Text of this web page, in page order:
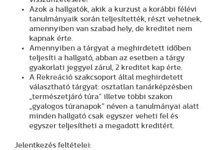
Azok a hallgatók, akik a kurzust a korábbi félévi
tanulmányaik során teljesítették, részt vehetnek,
amennyiben van szabad hely, de kreditet nem
kapnak érte.
Amennyiben a tárgyat a meghirdetett időben
teljesíti a hallgató, abban az esetben a tárgy
gyakorlati jeggyel zárul, 2 kreditet kap érte.
A Rekreáció szakcsoport által meghirdetett
választható tárgyat: osztatlan tanárképzésben
„természetjáró túra” illetve többi szakon
„gyalogos túranapok” néven a tanulmányai alatt
minden hallgató csak egyszer veheti fel és
egyszer teljesítheti a megadott kreditért.
Jelentkezés feltételei: